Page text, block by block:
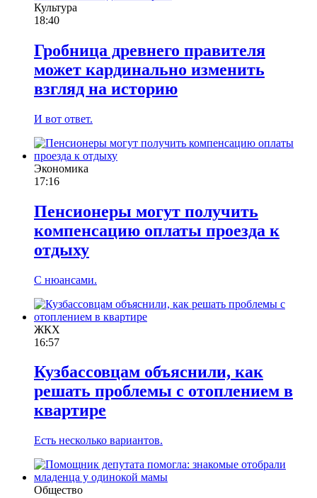
Культура
18:40
Гробница древнего правителя
может кардинально изменить
взгляд на историю
И вот ответ.
Экономика
17:16
Пенсионеры могут получить
компенсацию оплаты проезда к
отдыху
С нюансами.
ЖКХ
16:57
Кузбассовцам объяснили, как
решать проблемы с отоплением в
квартире
Есть несколько вариантов.
Общество